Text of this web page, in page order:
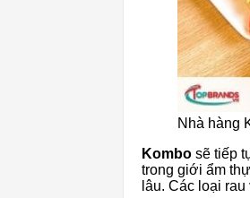
Nhà hàng
Kombo sẽ tiếp
trong giới ẩm
lâu. Các loại